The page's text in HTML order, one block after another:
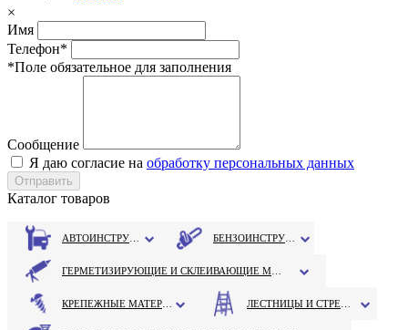
×
Имя
Телефон*
*Поле обязательное для заполнения
Сообщение
Я даю согласие на обработку персональных данных
Каталог товаров